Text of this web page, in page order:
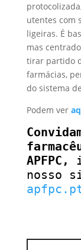
utentes com
ligeiras. É
mas
tirar partido
farmácias,
do sistema
Podem ver
APFPC,
nosso